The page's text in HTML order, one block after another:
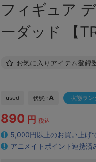
フィギュア
ーダッド 【
お気に入りアイテム登録
used 状態 : A 状態ラン
890 円 税込
5,000円以上のお買い上げ
アニメイトポイント連携済